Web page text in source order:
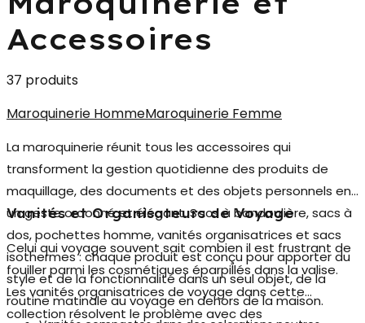
Accessoires
37 produits
Maroquinerie HommeMaroquinerie Femme
La maroquinerie réunit tous les accessoires qui
transforment la gestion quotidienne des produits de
maquillage, des documents et des objets personnels en
un geste ordonné et élégant. Sacs à bandoulière, sacs à
dos, pochettes homme, vanités organisatrices et sacs
isothermes : chaque produit est conçu pour apporter du
style et de la fonctionnalité dans un seul objet, de la
routine matinale au voyage en dehors de la maison.
Vanités et Organisateurs de Voyage
Celui qui voyage souvent sait combien il est frustrant de
fouiller parmi les cosmétiques éparpillés dans la valise.
Les vanités organisatrices de voyage dans cette
collection résolvent le problème avec des